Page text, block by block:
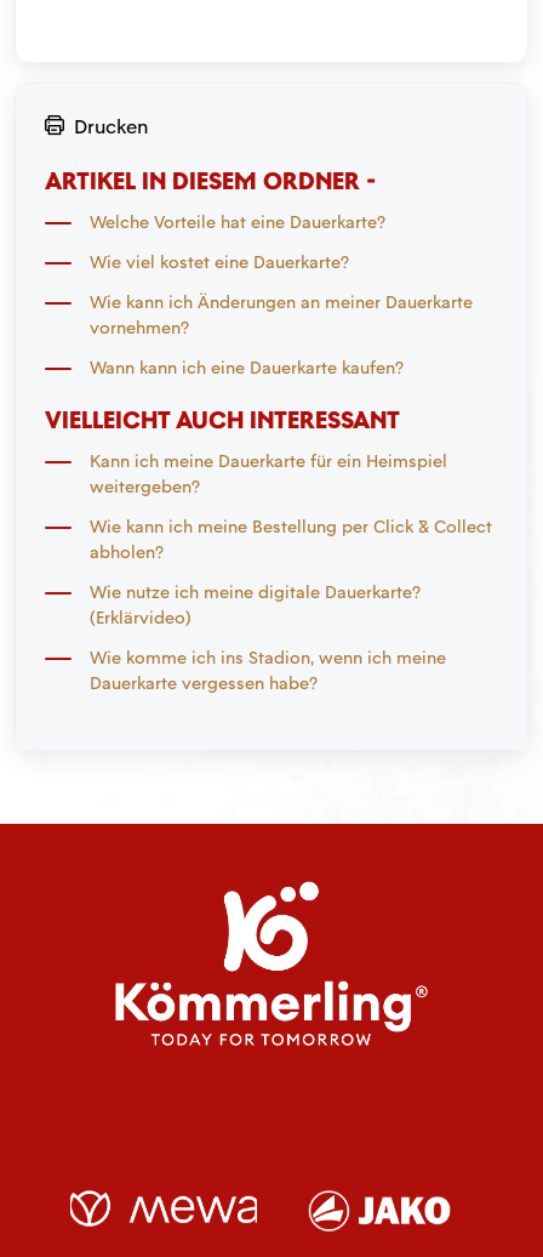
Drucken
ARTIKEL IN DIESEM ORDNER -
Welche Vorteile hat eine Dauerkarte?
Wie viel kostet eine Dauerkarte?
Wie kann ich Änderungen an meiner Dauerkarte
vornehmen?
Wann kann ich eine Dauerkarte kaufen?
VIELLEICHT AUCH INTERESSANT
Kann ich meine Dauerkarte für ein Heimspiel
weitergeben?
Wie kann ich meine Bestellung per Click & Collect
abholen?
Wie nutze ich meine digitale Dauerkarte?
(Erklärvideo)
Wie komme ich ins Stadion, wenn ich meine
Dauerkarte vergessen habe?